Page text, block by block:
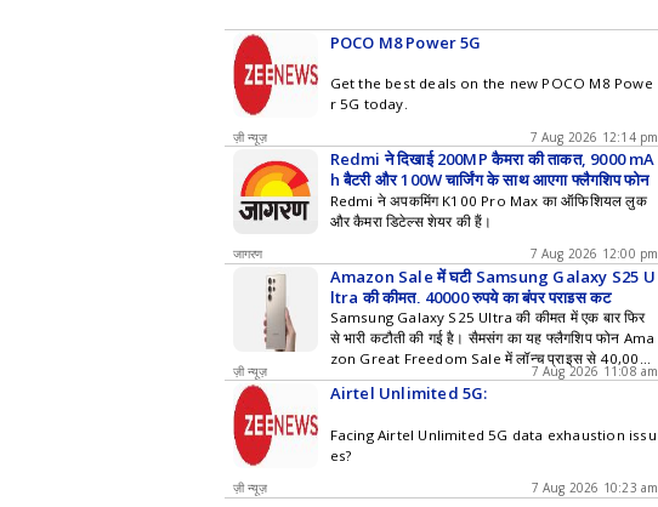
POCO M8 Power 5G
Get the best deals on the new POCO M8 Powe
r 5G today.
ज़ी न्यूज़ 7 Aug 2026 12:14 pm
Redmi ने दिखाई 200MP कैमरा की ताकत, 9000 mA
h बैटरी और 100W चार्जिंग के साथ आएगा फ्लैगशिप फोन
Redmi ने अपकमिंग K100 Pro Max का ऑफिशियल लुक
और कैमरा डिटेल्स शेयर की हैं।
जागरण 7 Aug 2026 12:00 pm
Amazon Sale में घटी Samsung Galaxy S25 U
ltra की कीमत, 40000 रुपये का बंपर प्राइस कट
Samsung Galaxy S25 Ultra की कीमत में एक बार फिर
से भारी कटौती की गई है। सैमसंग का यह फ्लैगशिप फोन Ama
zon Great Freedom Sale में लॉन्च प्राइस से 40,000
रुपये सस्ते में मिल रहा है।
ज़ी न्यूज़ 7 Aug 2026 11:08 am
Airtel Unlimited 5G:
Facing Airtel Unlimited 5G data exhaustion issu
es?
ज़ी न्यूज़ 7 Aug 2026 10:23 am